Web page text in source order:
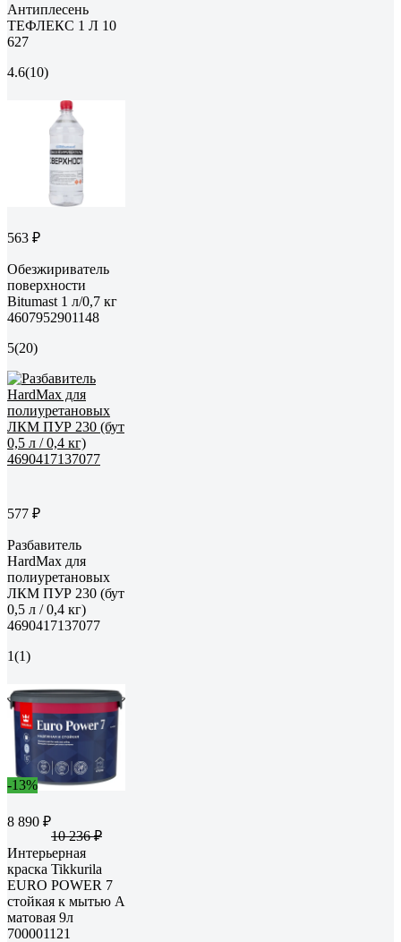
Антиплесень
ТЕФЛЕКС 1 Л 10
627
4.6(10)
563 ₽
Обезжириватель
поверхности
Bitumast 1 л/0,7 кг
4607952901148
5(20)
577 ₽
Разбавитель
HardMax для
полиуретановых
ЛКМ ПУР 230 (бут
0,5 л / 0,4 кг)
4690417137077
1(1)
-13%
8 890 ₽
10 236 ₽
Интерьерная
краска Tikkurila
EURO POWER 7
стойкая к мытью A
матовая 9л
700001121